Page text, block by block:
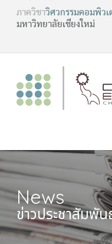
ภาควิชาวิศวกรรมคอมพิวเ
มหาวิทยาลัยเชียงใหม่
News
ข่าวประชาสัมพั